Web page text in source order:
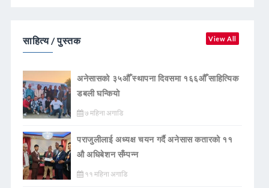
साहित्य / पुस्तक View All
अनेसासको ३५औँ स्थापना दिवसमा १६६औँ साहित्यिक
डबली घन्कियाे
७ महिना अगाडि
पराजुलीलाई अध्यक्ष चयन गर्दै अनेसास कतारको ११
औ अधिबेशन सँम्पन्न
११ महिना अगाडि